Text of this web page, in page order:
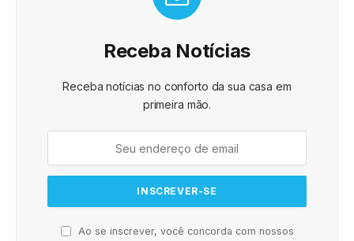
Receba Notícias
Receba notícias no conforto da sua casa em
primeira mão.
Ao se inscrever, você concorda com nossos